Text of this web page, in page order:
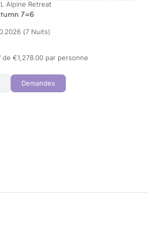
Alpine Retreat
7=6
(7 Nuits)
€1,278.00 par personne
Demandes